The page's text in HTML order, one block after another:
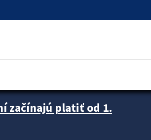
začínajú platiť od 1.